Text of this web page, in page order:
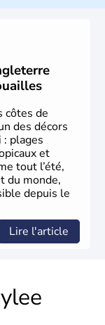
avec l’
Bretagne
duSiècle des
sciences
nation à abolir
Européenne
dès les années
fondées sur
son
de marquer
côtes de
des décors
plages
et
tout l’été,
du monde,
depuis le
Lire l'article